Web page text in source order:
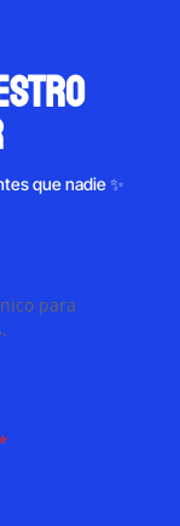
que nadie ✨
para